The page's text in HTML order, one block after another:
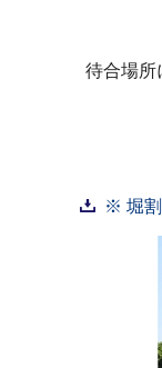
待合場所
※ 堀割